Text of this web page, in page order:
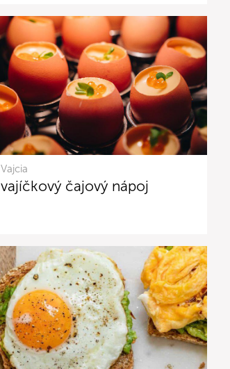
Vajcia
vajíčkový čajový nápoj